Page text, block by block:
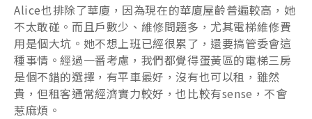
Alice也排除了華廈，因為現在的華廈屋齡普遍較高，她
不太敢碰。而且戶數少、維修問題多，尤其電梯維修費
用是個大坑。她不想上班已經很累了，還要搞管委會這
種事情。經過一番考慮，我們都覺得蛋黃區的電梯三房
是個不錯的選擇，有平車最好，沒有也可以租，雖然
貴，但租客通常經濟實力較好，也比較有sense，不會
惹麻煩。